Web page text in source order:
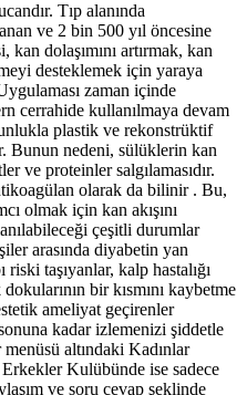
Tıp alanında
ve 2 bin 500 yıl öncesine
dolaşımını artırmak, kan
desteklemek için yaraya
zaman içinde
cerrahide kullanılmaya devam
plastik ve rekonstrüktif
Bunun nedeni, sülüklerin kan
ve proteinler salgılamasıdır.
olarak da bilinir . Bu,
olmak için kan akışını
çeşitli durumlar
arasında diyabetin yan
taşıyanlar, kalp hastalığı
bir kısmını kaybetme
ameliyat geçirenler
kadar izlemenizi şiddetle
altındaki Kadınlar
Kulübünde ise sadece
ve soru cevap şeklinde
*